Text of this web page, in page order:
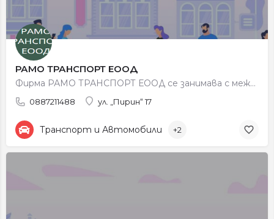
РАМО ТРАНСПОРТ ЕООД
Фирма РАМО ТРАНСПОРТ ЕООД се занимава с международен транспорт.
0887211488 ул. „Пирин“ 17
Транспорт и Автомобили +2